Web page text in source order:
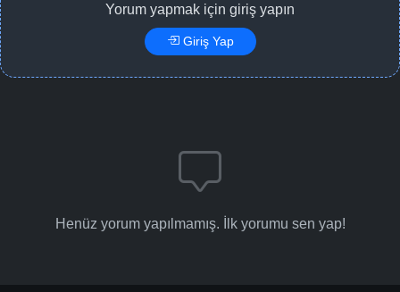
Yorum yapmak için giriş yapın
Giriş Yap
Henüz yorum yapılmamış. İlk yorumu sen yap!